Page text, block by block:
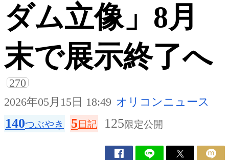
ダム立像」8月
末で展示終了へ
270
2026年05月15日 18:49 オリコンニュース
140つぶやき 5日記 125限定公開